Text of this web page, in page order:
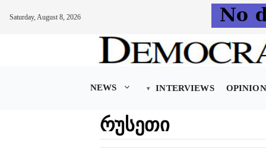
Saturday, August 8, 2026
NEWS INTERVIEWS OPINION
რუსეთი